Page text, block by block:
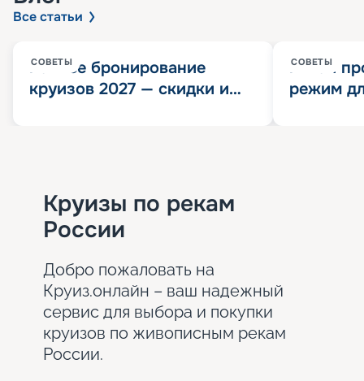
Все статьи
СОВЕТЫ
Раннее бронирование
круизов 2027 — скидки и
СОВЕТЫ
Китай
режим
Круизы по рекам
России
Добро пожаловать на
Круиз.онлайн – ваш надежный
сервис для выбора и покупки
круизов по живописным рекам
России.